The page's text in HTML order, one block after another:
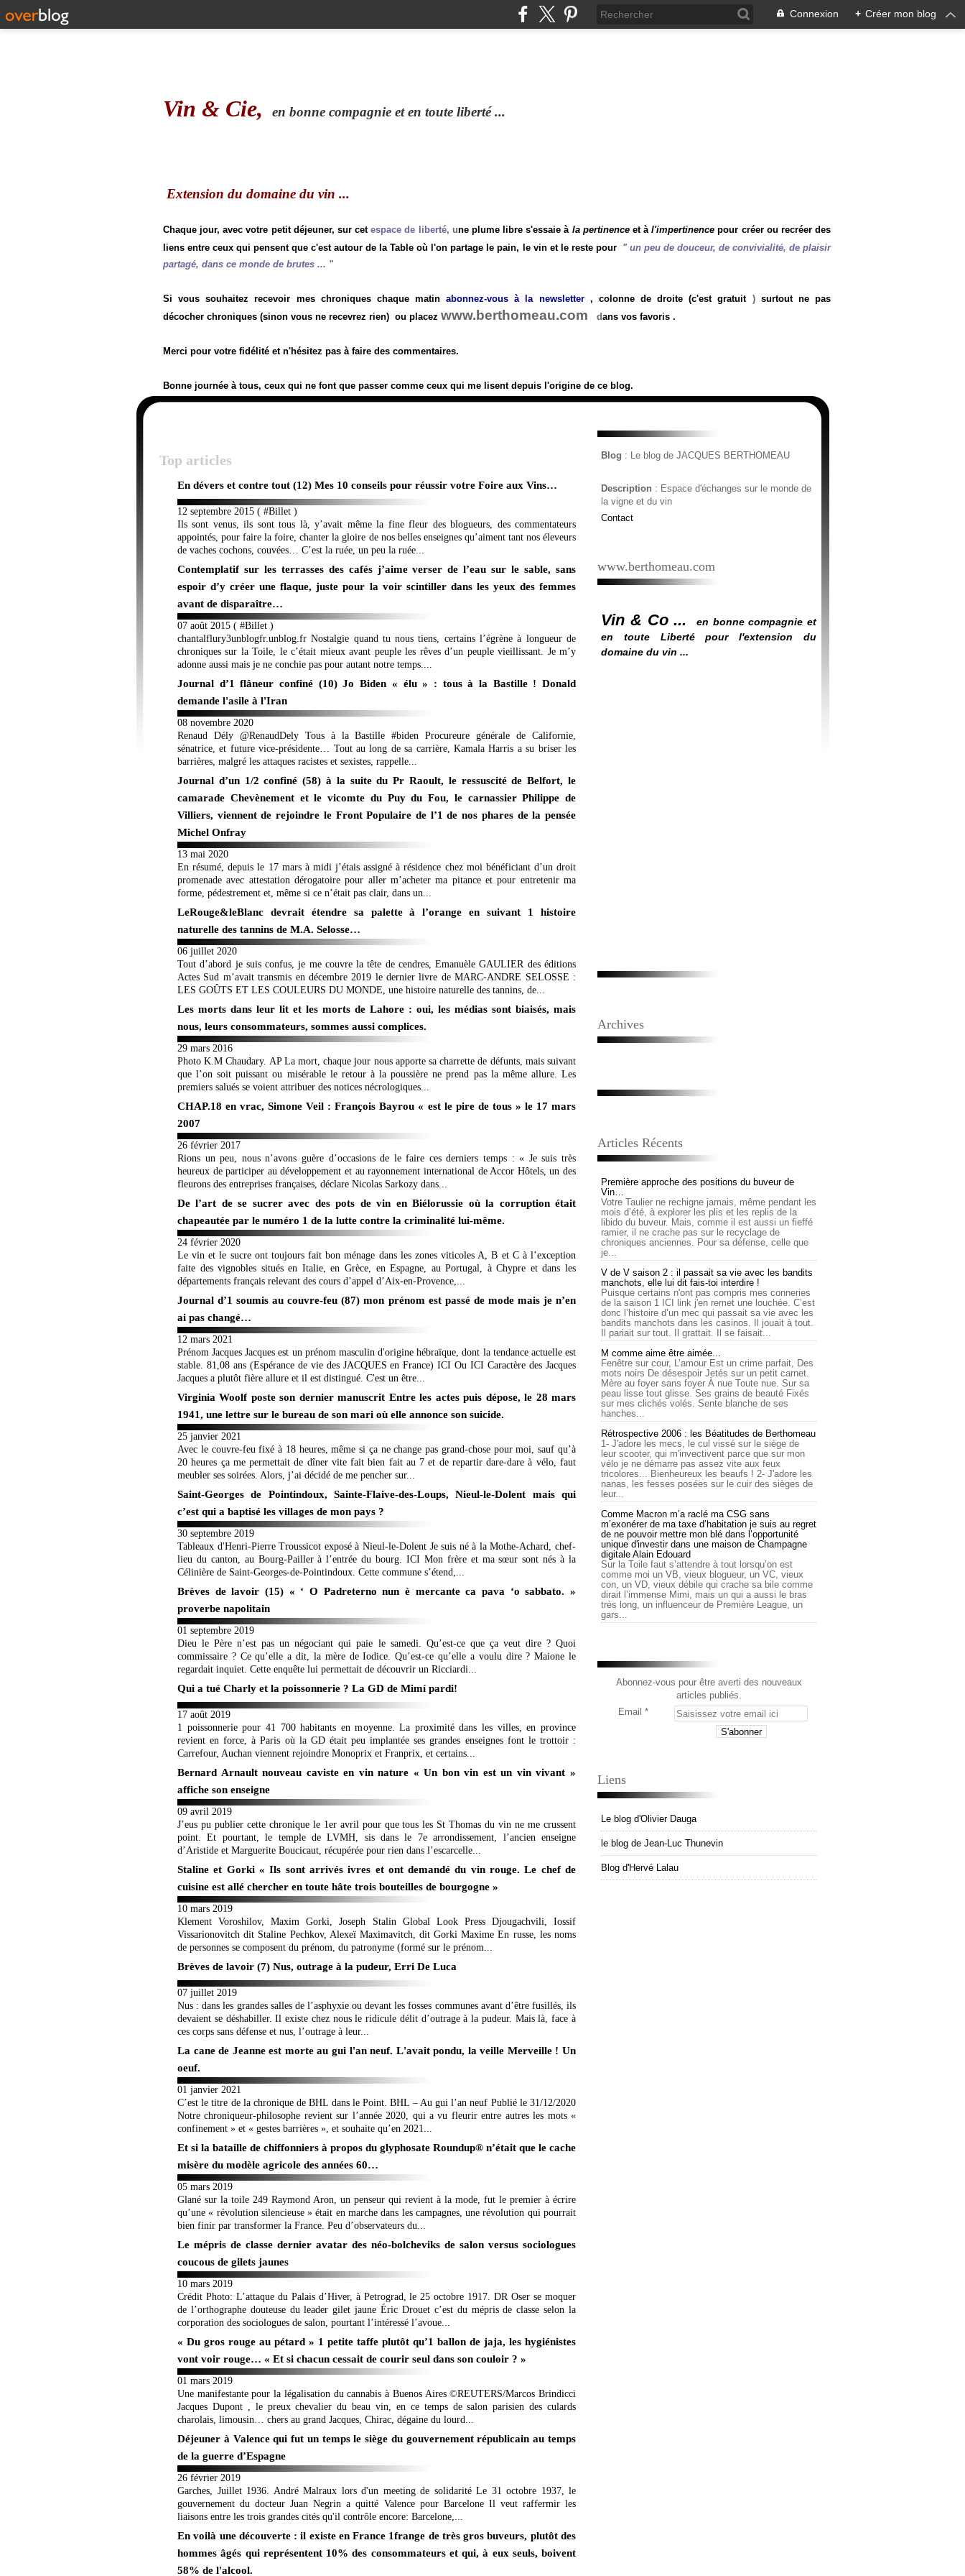
Connexion + Créer mon blog
Vin & Cie, en bonne compagnie et en toute liberté ...
Extension du domaine du vin ...
Chaque jour, avec votre petit déjeuner, sur cetespace de liberté, une plume libre s'essaie à la pertinenceet àl'impertinence pour créer ou recréer des
liens entre ceux qui pensent que c'est autour de la Table où l'on partage le pain, le vin et le reste pour "un peu de douceur, de convivialité, de plaisir
partagé, dans ce monde de brutes ... "
Si vous souhaitez recevoir mes chroniques chaque matinabonnez-vous à la newsletter, colonne de droite (c'est gratuit) surtout ne pas
décocher chroniques (sinon vous ne recevrez rien) ou placez www.berthomeau.com dans vos favoris .
Merci pour votre fidélité et n'hésitez pas à faire des commentaires.
Bonne journée à tous, ceux qui ne font que passer comme ceux qui me lisent depuis l'origine de ce blog.
Top articles
En dévers et contre tout (12) Mes 10 conseils pour réussir votre Foire aux Vins…
12 septembre 2015 ( #Billet )
Ils sont venus, ils sont tous là, y’avait même la fine fleur des blogueurs, des commentateurs
appointés, pour faire la foire, chanter la gloire de nos belles enseignes qu’aiment tant nos éleveurs
de vaches cochons, couvées… C’est la ruée, un peu la ruée...
Contemplatif sur les terrasses des cafés j’aime verser de l’eau sur le sable, sans
espoir d’y créer une flaque, juste pour la voir scintiller dans les yeux des femmes
avant de disparaître…
07 août 2015 ( #Billet )
chantalflury3unblogfr.unblog.fr Nostalgie quand tu nous tiens, certains l’égrène à longueur de
chroniques sur la Toile, le c’était mieux avant peuple les rêves d’un peuple vieillissant. Je m’y
adonne aussi mais je ne conchie pas pour autant notre temps....
Journal d’1 flâneur confiné (10) Jo Biden « élu » : tous à la Bastille ! Donald
demande l'asile à l'Iran
08 novembre 2020
Renaud Dély @RenaudDely Tous à la Bastille #biden Procureure générale de Californie,
sénatrice, et future vice-présidente… Tout au long de sa carrière, Kamala Harris a su briser les
barrières, malgré les attaques racistes et sexistes, rappelle...
Journal d’un 1/2 confiné (58) à la suite du Pr Raoult, le ressuscité de Belfort, le
camarade Chevènement et le vicomte du Puy du Fou, le carnassier Philippe de
Villiers, viennent de rejoindre le Front Populaire de l’1 de nos phares de la pensée
Michel Onfray
13 mai 2020
En résumé, depuis le 17 mars à midi j’étais assigné à résidence chez moi bénéficiant d’un droit
promenade avec attestation dérogatoire pour aller m’acheter ma pitance et pour entretenir ma
forme, pédestrement et, même si ce n’était pas clair, dans un...
LeRouge&leBlanc devrait étendre sa palette à l’orange en suivant 1 histoire
naturelle des tannins de M.A. Selosse…
06 juillet 2020
Tout d’abord je suis confus, je me couvre la tête de cendres, Emanuèle GAULIER des éditions
Actes Sud m’avait transmis en décembre 2019 le dernier livre de MARC-ANDRE SELOSSE :
LES GOÛTS ET LES COULEURS DU MONDE, une histoire naturelle des tannins, de...
Les morts dans leur lit et les morts de Lahore : oui, les médias sont biaisés, mais
nous, leurs consommateurs, sommes aussi complices.
29 mars 2016
Photo K.M Chaudary. AP La mort, chaque jour nous apporte sa charrette de défunts, mais suivant
que l’on soit puissant ou misérable le retour à la poussière ne prend pas la même allure. Les
premiers salués se voient attribuer des notices nécrologiques...
CHAP.18 en vrac, Simone Veil : François Bayrou « est le pire de tous » le 17 mars
2007
26 février 2017
Rions un peu, nous n’avons guère d’occasions de le faire ces derniers temps : « Je suis très
heureux de participer au développement et au rayonnement international de Accor Hôtels, un des
fleurons des entreprises françaises, déclare Nicolas Sarkozy dans...
De l’art de se sucrer avec des pots de vin en Biélorussie où la corruption était
chapeautée par le numéro 1 de la lutte contre la criminalité lui-même.
24 février 2020
Le vin et le sucre ont toujours fait bon ménage dans les zones viticoles A, B et C à l’exception
faite des vignobles situés en Italie, en Grèce, en Espagne, au Portugal, à Chypre et dans les
départements français relevant des cours d’appel d’Aix-en-Provence,...
Journal d’1 soumis au couvre-feu (87) mon prénom est passé de mode mais je n’en
ai pas changé…
12 mars 2021
Prénom Jacques Jacques est un prénom masculin d'origine hébraïque, dont la tendance actuelle est
stable. 81,08 ans (Espérance de vie des JACQUES en France) ICI Ou ICI Caractère des Jacques
Jacques a plutôt fière allure et il est distingué. C'est un être...
Virginia Woolf poste son dernier manuscrit Entre les actes puis dépose, le 28 mars
1941, une lettre sur le bureau de son mari où elle annonce son suicide.
25 janvier 2021
Avec le couvre-feu fixé à 18 heures, même si ça ne change pas grand-chose pour moi, sauf qu’à
20 heures ça me permettait de dîner vite fait bien fait au 7 et de repartir dare-dare à vélo, faut
meubler ses soirées. Alors, j’ai décidé de me pencher sur...
Saint-Georges de Pointindoux, Sainte-Flaive-des-Loups, Nieul-le-Dolent mais qui
c’est qui a baptisé les villages de mon pays ?
30 septembre 2019
Tableaux d'Henri-Pierre Troussicot exposé à Nieul-le-Dolent Je suis né à la Mothe-Achard, chef-
lieu du canton, au Bourg-Pailler à l’entrée du bourg. ICI Mon frère et ma sœur sont nés à la
Célinière de Saint-Georges-de-Pointindoux. Cette commune s’étend,...
Brèves de lavoir (15) « ‘ O Padreterno nun è mercante ca pava ‘o sabbato. »
proverbe napolitain
01 septembre 2019
Dieu le Père n’est pas un négociant qui paie le samedi. Qu’est-ce que ça veut dire ? Quoi
commissaire ? Ce qu’elle a dit, la mère de Iodice. Qu’est-ce qu’elle a voulu dire ? Maione le
regardait inquiet. Cette enquête lui permettait de découvrir un Ricciardi...
Qui a tué Charly et la poissonnerie ? La GD de Mimí pardi!
17 août 2019
1 poissonnerie pour 41 700 habitants en moyenne. La proximité dans les villes, en province
revient en force, à Paris où la GD était peu implantée ses grandes enseignes font le trottoir :
Carrefour, Auchan viennent rejoindre Monoprix et Franprix, et certains...
Bernard Arnault nouveau caviste en vin nature « Un bon vin est un vin vivant »
affiche son enseigne
09 avril 2019
J’eus pu publier cette chronique le 1er avril pour que tous les St Thomas du vin ne me crussent
point. Et pourtant, le temple de LVMH, sis dans le 7e arrondissement, l’ancien enseigne
d’Aristide et Marguerite Boucicaut, récupérée pour rien dans l’escarcelle...
Staline et Gorki « Ils sont arrivés ivres et ont demandé du vin rouge. Le chef de
cuisine est allé chercher en toute hâte trois bouteilles de bourgogne »
10 mars 2019
Klement Voroshilov, Maxim Gorki, Joseph Stalin Global Look Press Djougachvili, Iossif
Vissarionovitch dit Staline Pechkov, Alexeï Maximavitch, dit Gorki Maxime En russe, les noms
de personnes se composent du prénom, du patronyme (formé sur le prénom...
Brèves de lavoir (7) Nus, outrage à la pudeur, Erri De Luca
07 juillet 2019
Nus : dans les grandes salles de l’asphyxie ou devant les fosses communes avant d’être fusillés, ils
devaient se déshabiller. Il existe chez nous le ridicule délit d’outrage à la pudeur. Mais là, face à
ces corps sans défense et nus, l’outrage à leur...
La cane de Jeanne est morte au gui l'an neuf. L'avait pondu, la veille Merveille ! Un
oeuf.
01 janvier 2021
C’est le titre de la chronique de BHL dans le Point. BHL – Au gui l’an neuf Publié le 31/12/2020
Notre chroniqueur-philosophe revient sur l’année 2020, qui a vu fleurir entre autres les mots «
confinement » et « gestes barrières », et souhaite qu’en 2021...
Et si la bataille de chiffonniers à propos du glyphosate Roundup® n’était que le cache
misère du modèle agricole des années 60…
05 mars 2019
Glané sur la toile 249 Raymond Aron, un penseur qui revient à la mode, fut le premier à écrire
qu’une « révolution silencieuse » était en marche dans les campagnes, une révolution qui pourrait
bien finir par transformer la France. Peu d’observateurs du...
Le mépris de classe dernier avatar des néo-bolcheviks de salon versus sociologues
coucous de gilets jaunes
10 mars 2019
Crédit Photo: L’attaque du Palais d’Hiver, à Petrograd, le 25 octobre 1917. DR Oser se moquer
de l’orthographe douteuse du leader gilet jaune Éric Drouet c’est du mépris de classe selon la
corporation des sociologues de salon, pourtant l’intéressé l’avoue...
« Du gros rouge au pétard » 1 petite taffe plutôt qu’1 ballon de jaja, les hygiénistes
vont voir rouge… « Et si chacun cessait de courir seul dans son couloir ? »
01 mars 2019
Une manifestante pour la légalisation du cannabis à Buenos Aires ©REUTERS/Marcos Brindicci
Jacques Dupont , le preux chevalier du beau vin, en ce temps de salon parisien des culards
charolais, limousin… chers au grand Jacques, Chirac, dégaine du lourd...
Déjeuner à Valence qui fut un temps le siège du gouvernement républicain au temps
de la guerre d’Espagne
26 février 2019
Garches, Juillet 1936. André Malraux lors d'un meeting de solidarité Le 31 octobre 1937, le
gouvernement du docteur Juan Negrin a quitté Valence pour Barcelone Il veut raffermir les
liaisons entre les trois grandes cités qu'il contrôle encore: Barcelone,...
En voilà une découverte : il existe en France 1frange de très gros buveurs, plutôt des
hommes âgés qui représentent 10% des consommateurs et qui, à eux seuls, boivent
58% de l'alcool.
Blog : Le blog de JACQUES BERTHOMEAU
Description : Espace d'échanges sur le monde de
la vigne et du vin
Contact
www.berthomeau.com
Vin & Co ...
en bonne compagnie et
en toute Liberté pour l'extension du
domaine du vin ...
Archives
Articles Récents
Première approche des positions du buveur de
Vin…
Votre Taulier ne rechigne jamais, même pendant les
mois d’été, à explorer les plis et les replis de la
libido du buveur. Mais, comme il est aussi un fieffé
ramier, il ne crache pas sur le recyclage de
chroniques anciennes. Pour sa défense, celle que
je...
V de V saison 2 : il passait sa vie avec les bandits
manchots, elle lui dit fais-toi interdire !
Puisque certains n'ont pas compris mes conneries
de la saison 1 ICI link j'en remet une louchée. C’est
donc l’histoire d’un mec qui passait sa vie avec les
bandits manchots dans les casinos. Il jouait à tout.
Il pariait sur tout. Il grattait. Il se faisait...
M comme aime être aimée...
Fenêtre sur cour, L’amour Est un crime parfait, Des
mots noirs De désespoir Jetés sur un petit carnet.
Mère au foyer sans foyer À nue Toute nue. Sur sa
peau lisse tout glisse. Ses grains de beauté Fixés
sur mes clichés volés. Sente blanche de ses
hanches...
Rétrospective 2006 : les Béatitudes de Berthomeau
1- J'adore les mecs, le cul vissé sur le siège de
leur scooter, qui m'invectivent parce que sur mon
vélo je ne démarre pas assez vite aux feux
tricolores... Bienheureux les beaufs ! 2- J'adore les
nanas, les fesses posées sur le cuir des sièges de
leur...
Comme Macron m’a raclé ma CSG sans
m’exonérer de ma taxe d’habitation je suis au regret
de ne pouvoir mettre mon blé dans l’opportunité
unique d'investir dans une maison de Champagne
digitale Alain Edouard
Sur la Toile faut s’attendre à tout lorsqu’on est
comme moi un VB, vieux blogueur, un VC, vieux
con, un VD, vieux débile qui crache sa bile comme
dirait l’immense Mimi, mais un qui a aussi le bras
très long, un influenceur de Première League, un
gars...
Abonnez-vous pour être averti des nouveaux
articles publiés.
Email
Liens
Le blog d'Olivier Dauga
le blog de Jean-Luc Thunevin
Blog d'Hervé Lalau